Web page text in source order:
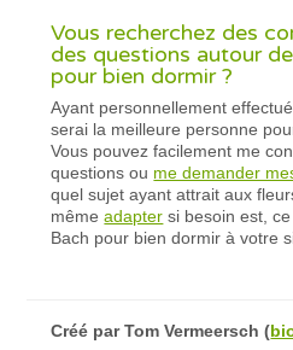
Vous recherchez des
des questions autour
pour bien dormir ?
Ayant personnellement
serai la meilleure personne
Vous pouvez facilement me
questions ou me demander
quel sujet ayant attrait aux
mêmeadapter si besoin est,
Bach pour bien dormir à votre
Créé parTom Vermeersch (